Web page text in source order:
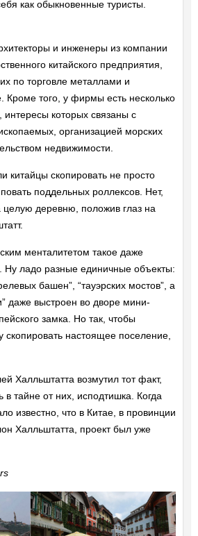
как обыкновенные туристы.
и инженеры из компании
китайского предприятия,
по торговле металлами и
того, у фирмы есть несколько
интересы которых связаны с
организацией морских
недвижимости.
китайцы скопировать не просто
поддельных роллексов. Нет,
целую деревню, положив глаз на
менталитетом такое даже
Ну ладо разные единичные объекты:
башен”, “тауэрских мостов”, а
даже выстроен во дворе мини-
замка. Но так, чтобы
скопировать настоящее поселение,
Халльштатта возмутил тот факт,
в тайне от них, исподтишка. Когда
известно, что в Китае, в провинции
Халльштатта, проект был уже